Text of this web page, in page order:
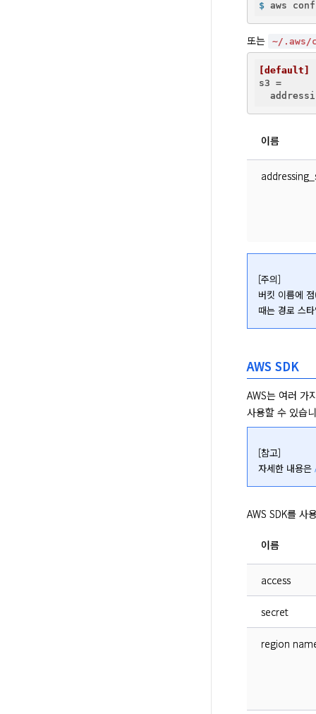
$ aws
또는 ~/.aws/
[default]
s3 =
이름
[주의]
버킷 이름에
때는 경로 스
AWS SDK
AWS는 여러 가
사용할 수 있습
[참고]
자세한 내용은
AWS SDK를 사
이름
access
secret
region